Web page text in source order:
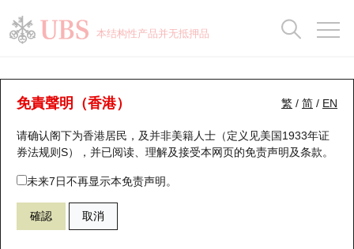
本结构性产品并无抵押品
繁 / 简 / EN
免責聲明（香港）
请确认阁下为香港居民，及并非美籍人士（定义见美国1933年证
券法规则S），并已阅读、理解及接受本网页的免责声明及条款。
未来7日不再显示本免责声明。
確認 取消
牛熊证分析仪
表现 街货统计 比较
66226 瑞银熊证 9992 泡泡玛特
瑞银认股证一览
新发行瑞银认股证
即将到期认股证
认股证到期结算价查找
街货统计
比较
牛熊全景快搜
牛熊证搜寻
牛熊证街货分布图
正股牛熊证列表
街货统计
比较
十大升幅/跌幅
十大认股证成交分布
十天股证占大市成交
资金流
正股分析仪
二十大活跃股份
恒指成份股
国指成份股
持股比重
显示所有持股比重
每月轮证大市专题
轮证专栏
讲座及教育短片
认股证投资者教育